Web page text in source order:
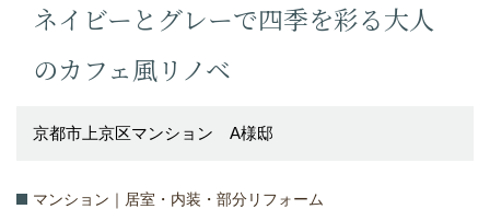
ネイビーとグレーで四季を彩る大人
のカフェ風リノベ
京都市上京区マンション A様邸
マンション｜居室・内装・部分リフォーム